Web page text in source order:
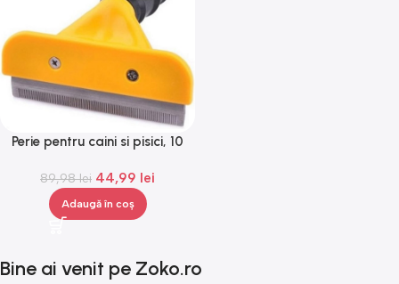
Perie pentru caini si pisici, 10
89,98lei 44,99 lei
Adaugă în coș
Bine ai venit pe Zoko.ro